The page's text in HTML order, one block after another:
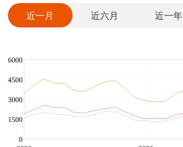
近一月 近六月 近一年